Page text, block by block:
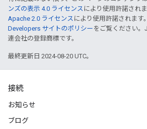
ンズの表示 4.0 ライセンス により使用許諾され
Apache 2.0 ライセンス により使用許諾されます
Developers サイトのポリシー をご覧ください。
連会社の登録商標です。
最終更新日 2024-08-20 UTC。
接続
お知らせ
ブログ